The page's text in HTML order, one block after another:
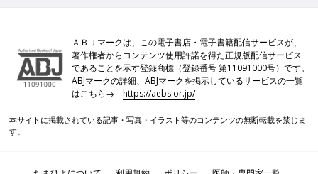
アイテム5選
アプレ レ クールの春アイテムが激かわです。
ジャンパースカートやワンピ、ドッキングTシ
ャツなど「着せてみたい！」と思えるものばか
り。小さなハートやリボン、フリルなどデザイ
ンも凝っているんです♪ 今回はそんなアプレ レ
クールのおすすめ春アイテムをご紹介します。
春っぽい柄や色味で今しかできないコーデを楽しん
で♪
ＡＢＪマークは、この電子書店・電子書籍配信サービスが、
著作権者からコンテンツ使用許諾を得た正規版配信サービス
であることを示す登録商標（登録番号 第11091000号）です。
ABJマークの詳細、ABJマークを掲示しているサービスの一覧
はこちら→https://aebs.or.jp/
本サイトに掲載されている記事・写真・イラスト等のコンテンツの無断転載を禁じま
す。